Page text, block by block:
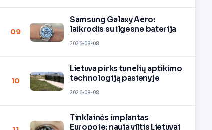
09
Samsung Galaxy Aero:
laikrodis su ilgesne baterija
2026-08-08
10
Lietuva pirks tunelių aptikimo
technologiją pasienyje
2026-08-08
Tinklainės implantas
Europoje: nauja viltis Lietuvai